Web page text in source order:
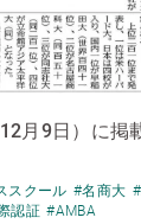
月9日）に掲
スクール #名商大
認証 #AMBA